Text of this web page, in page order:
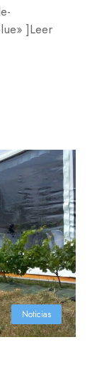
]Leer
Noticias